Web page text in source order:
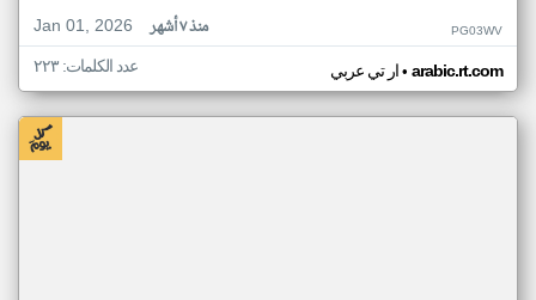
Jan 01, 2026
منذ ٧ أشهر PG03WV
ار تي عربي• arabic.rt.com عدد الكلمات: ٢٢٣